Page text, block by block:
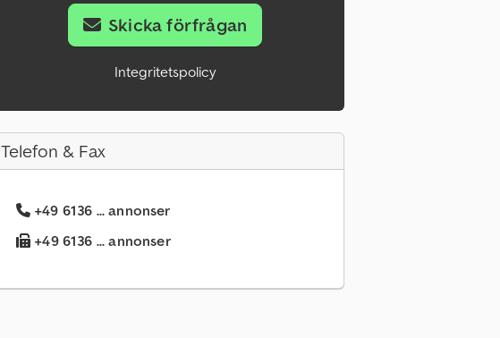
Skicka förfrågan
Integritetspolicy
Telefon & Fax
+49 6136 ... annonser
+49 6136 ... annonser